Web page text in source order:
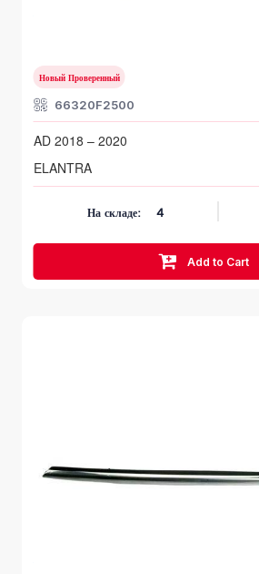
Новый Проверенный
66320F2500
AD 2018 – 2020
ELANTRA
На складе: 4
Add to Cart